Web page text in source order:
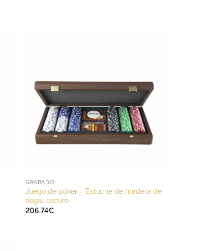
GRABADO
Juego de póker – Estuche de madera de
nogal oscuro
206.74€